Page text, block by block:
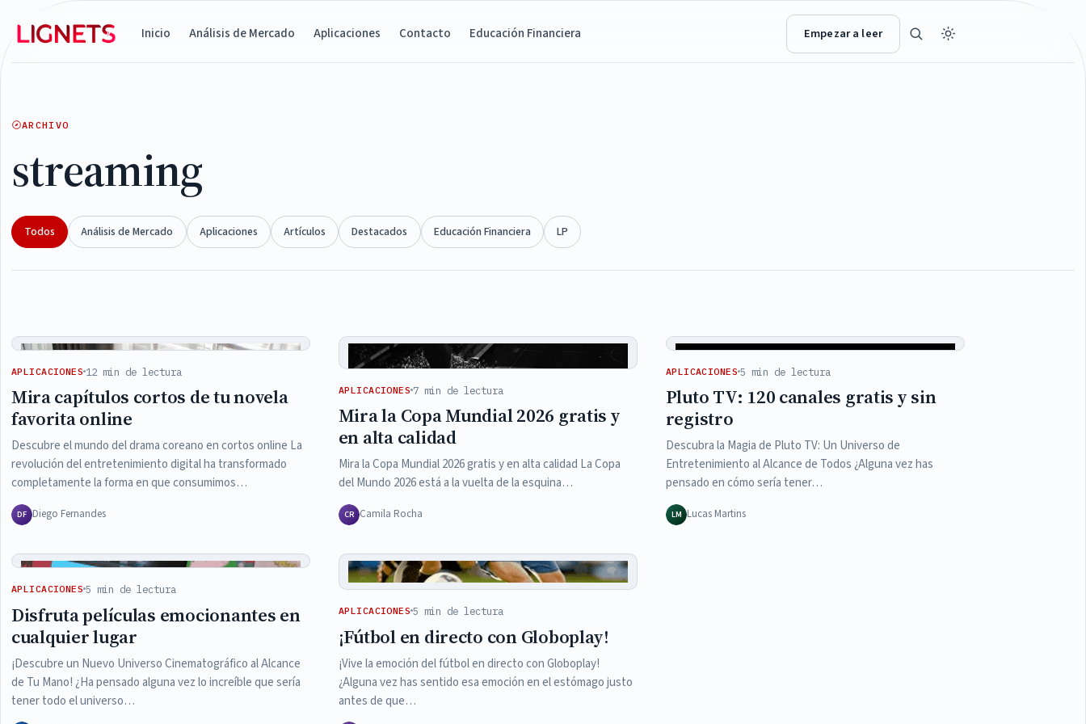
Inicio Análisis de Mercado Aplicaciones Contacto Educación Financiera Empezar a leer
ARCHIVO
streaming
Todos Análisis de Mercado Aplicaciones Artículos Destacados Educación Financiera LP
Articles
APLICACIONES 12 min de lectura
Mira capítulos cortos de tu novela
favorita online
Descubre el mundo del drama coreano en cortos online La
revolución del entretenimiento digital ha transformado
completamente la forma en que consumimos…
DF Diego Fernandes
APLICACIONES 7 min de lectura
Mira la Copa Mundial 2026 gratis y
en alta calidad
Mira la Copa Mundial 2026 gratis y en alta calidad La Copa
del Mundo 2026 está a la vuelta de la esquina…
CR Camila Rocha
APLICACIONES 5 min de lectura
Pluto TV: 120 canales gratis y sin
registro
Descubra la Magia de Pluto TV: Un Universo de
Entretenimiento al Alcance de Todos ¿Alguna vez has
pensado en cómo sería tener…
LM Lucas Martins
APLICACIONES 5 min de lectura
Disfruta películas emocionantes en
cualquier lugar
¡Descubre un Nuevo Universo Cinematográfico al Alcance
de Tu Mano! ¿Ha pensado alguna vez lo increíble que sería
tener todo el universo…
APLICACIONES 5 min de lectura
¡Fútbol en directo con Globoplay!
¡Vive la emoción del fútbol en directo con Globoplay!
¿Alguna vez has sentido esa emoción en el estómago justo
antes de que…